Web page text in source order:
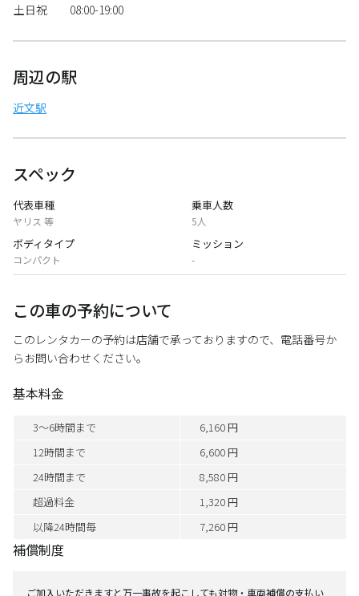
土日祝
08:00-19:00
周辺の駅
近文駅
スペック
代表車種
ヤリス 等
乗車人数
5人
ボディタイプ
コンパクト
ミッション
-
この車の予約について
このレンタカーの予約は店舗で承っておりますので、電話番号か
らお問い合わせください。
基本料金
3～6時間まで
6,160 円
12時間まで
6,600 円
24時間まで
8,580 円
超過料金
1,320 円
以降24時間毎
7,260 円
補償制度
ご加入いただきますと万一事故を起こしても対物・車両補償の支払い